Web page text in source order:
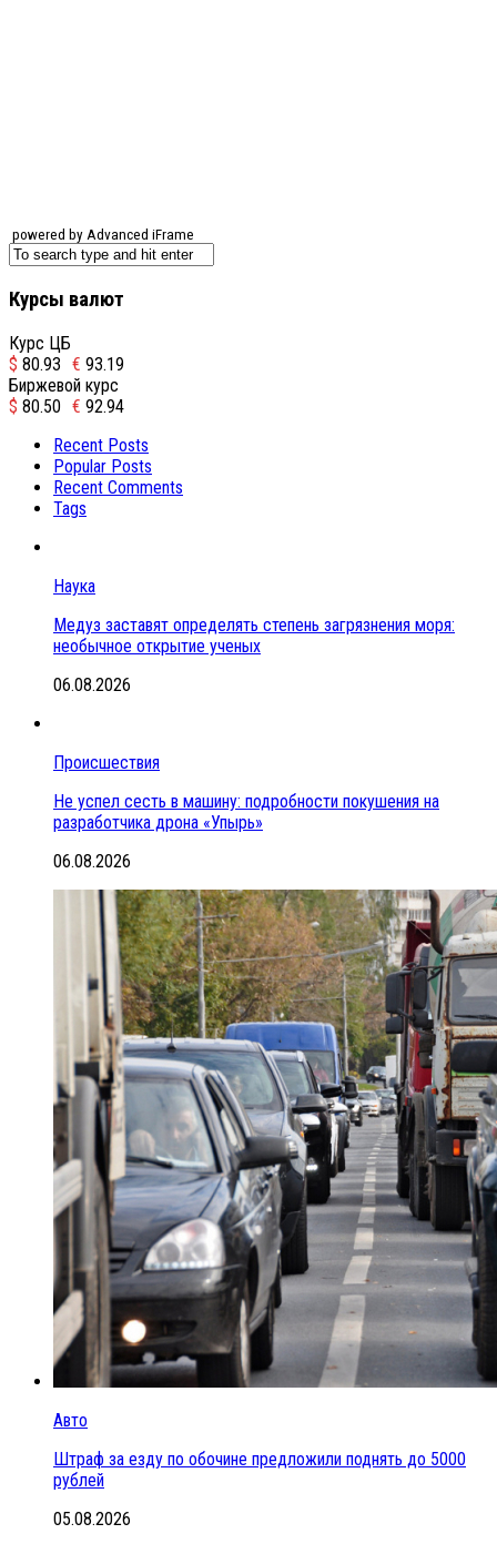
powered by Advanced iFrame
Курсы валют
Курс ЦБ
$ 80.93 € 93.19
Биржевой курс
$ 80.50 € 92.94
Recent Posts
Popular Posts
Recent Comments
Tags
Наука
Медуз заставят определять степень загрязнения моря:
необычное открытие ученых
06.08.2026
Происшествия
Не успел сесть в машину: подробности покушения на
разработчика дрона «Упырь»
06.08.2026
Авто
Штраф за езду по обочине предложили поднять до 5000
рублей
05.08.2026